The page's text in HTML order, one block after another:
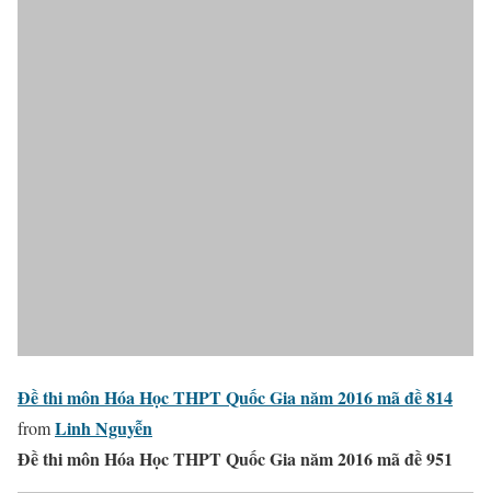
Đề thi môn Hóa Học THPT Quốc Gia năm 2016 mã đề 814
fromLinh Nguyễn
Đề thi môn Hóa Học THPT Quốc Gia năm 2016 mã đề 951